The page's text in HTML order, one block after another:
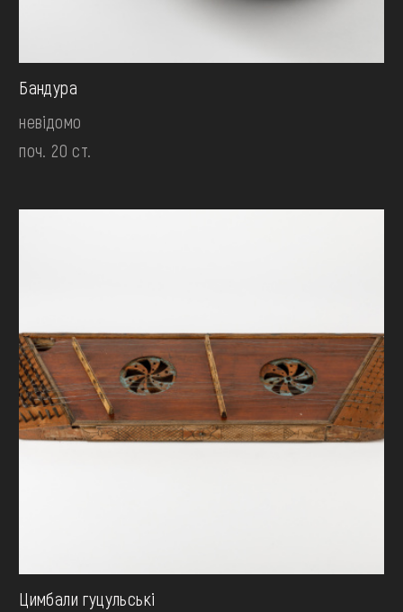
Бандура
невідомо
поч. 20 ст.
Цимбали гуцульські